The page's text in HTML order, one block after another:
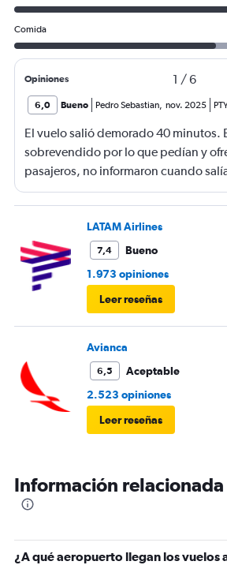
Comida
Opiniones 1 /6
6,0 Bueno Pedro Sebastian, nov. 2025
El vuelo salió demorado 40 minutos.
sobrevendido por lo que pedían y
pasajeros, no informaron cuando
haciendo filas larguísimas para no
Mucha maleta de mano no había
terminó la comida me ofrecieron un
LATAM Airlines
7,4
Bueno
1.973 opiniones
Leer reseñas
Avianca
6,5
Aceptable
2.523 opiniones
Leer reseñas
Información
¿A qué aeropuerto llegan los vuelos